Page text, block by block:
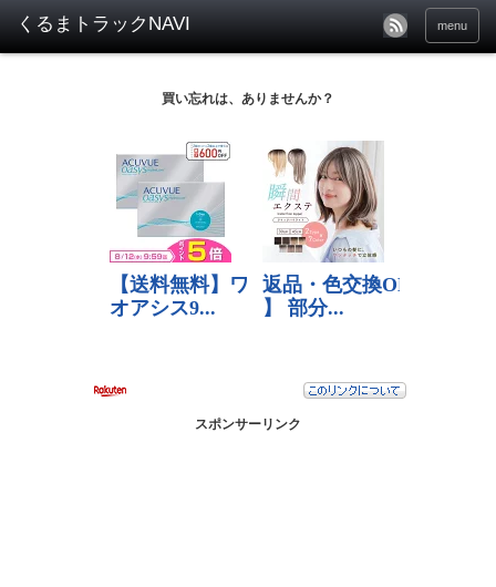
menu
買い忘れは、ありませんか？
スポンサーリンク